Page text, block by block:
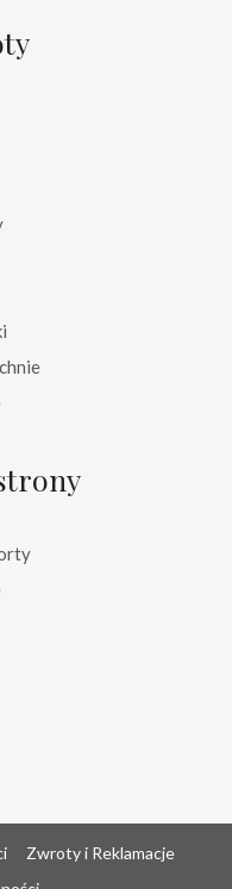
Zwroty i Reklamacje